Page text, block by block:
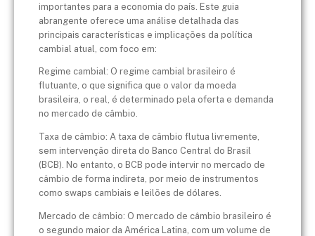
importantes para a economia do país. Este guia
abrangente oferece uma análise detalhada das
principais características e implicações da política
cambial atual, com foco em:
Regime cambial: O regime cambial brasileiro é
flutuante, o que significa que o valor da moeda
brasileira, o real, é determinado pela oferta e demanda
no mercado de câmbio.
Taxa de câmbio: A taxa de câmbio flutua livremente,
sem intervenção direta do Banco Central do Brasil
(BCB). No entanto, o BCB pode intervir no mercado de
câmbio de forma indireta, por meio de instrumentos
como swaps cambiais e leilões de dólares.
Mercado de câmbio: O mercado de câmbio brasileiro é
o segundo maior da América Latina, com um volume de